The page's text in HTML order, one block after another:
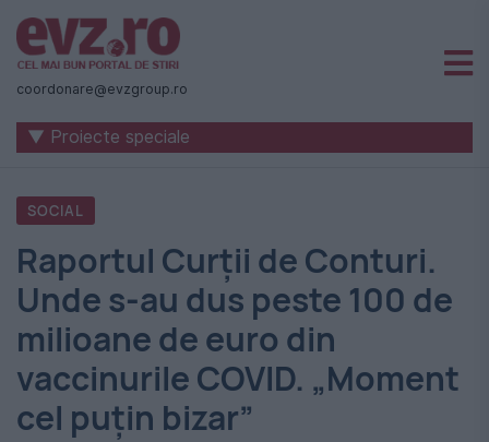
Știri
naționale
internaționale
România
-
Evenimentul
Zilei
coordonare@evzgroup.ro
▼ Proiecte speciale
SOCIAL
Raportul Curții de Conturi.
Unde s-au dus peste 100 de
milioane de euro din
vaccinurile COVID. „Moment
cel puțin bizar”